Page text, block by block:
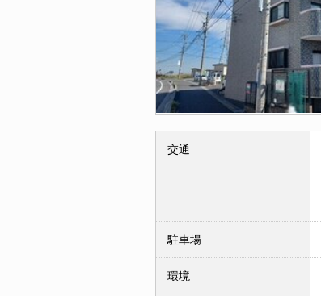
交通
駐車場
環境